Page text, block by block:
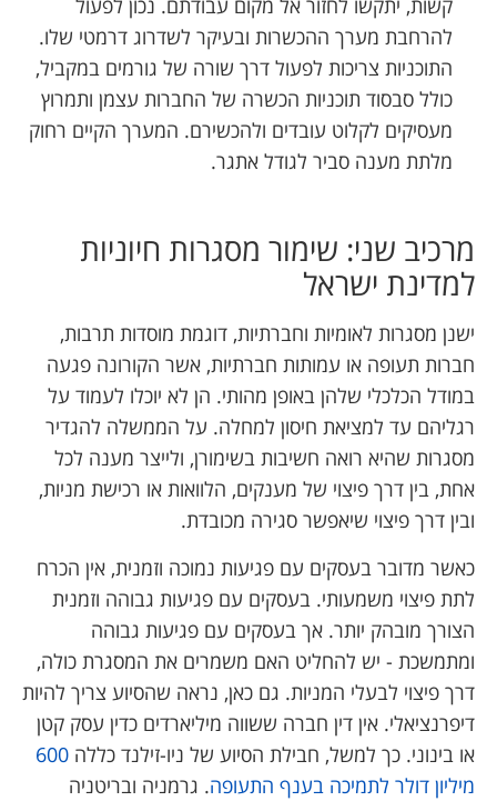
קשות, יתקשו לחזור אל מקום עבודתם. נכון לפעול
להרחבת מערך ההכשרות ובעיקר לשדרוג דרמטי שלו.
התוכניות צריכות לפעול דרך שורה של גורמים במקביל,
כולל סבסוד תוכניות הכשרה של החברות עצמן ותמרוץ
מעסיקים לקלוט עובדים ולהכשירם. המערך הקיים רחוק
מלתת מענה סביר לגודל אתגר.
מרכיב שני: שימור מסגרות חיוניות
למדינת ישראל
ישנן מסגרות לאומיות וחברתיות, דוגמת מוסדות תרבות,
חברות תעופה או עמותות חברתיות, אשר הקורונה פגעה
במודל הכלכלי שלהן באופן מהותי. הן לא יוכלו לעמוד על
רגליהם עד למציאת חיסון למחלה. על הממשלה להגדיר
מסגרות שהיא רואה חשיבות בשימורן, ולייצר מענה לכל
אחת, בין דרך פיצוי של מענקים, הלוואות או רכישת מניות,
ובין דרך פיצוי שיאפשר סגירה מכובדת.
כאשר מדובר בעסקים עם פגיעות נמוכה וזמנית, אין הכרח
לתת פיצוי משמעותי. בעסקים עם פגיעות גבוהה וזמנית
הצורך מובהק יותר. אך בעסקים עם פגיעות גבוהה
ומתמשכת - יש להחליט האם משמרים את המסגרת כולה,
דרך פיצוי לבעלי המניות. גם כאן, נראה שהסיוע צריך להיות
דיפרנציאלי. אין דין חברה ששווה מיליארדים כדין עסק קטן
או בינוני. כך למשל, חבילת הסיוע של ניו-זילנד כללה 600
מיליון דולר לתמיכה בענף התעופה. גרמניה ובריטניה